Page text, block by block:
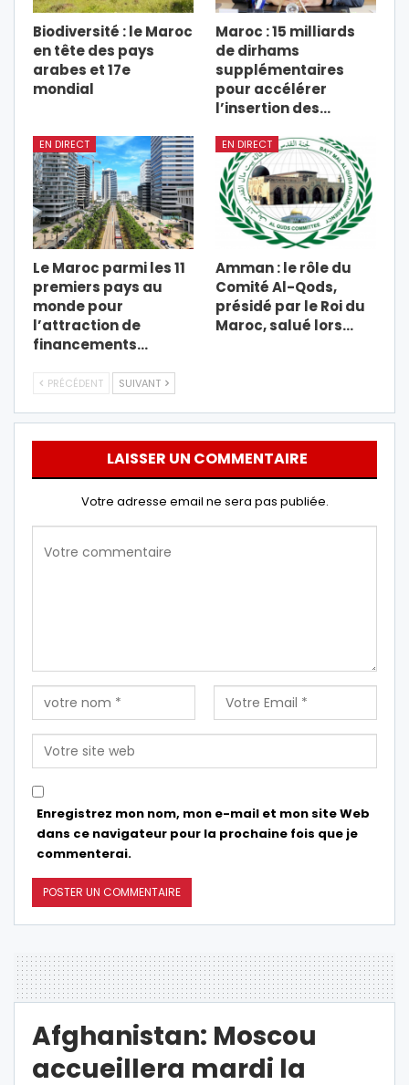
Biodiversité : le Maroc
en tête des pays
arabes et 17e
mondial
Maroc : 15 milliards
de dirhams
supplémentaires
pour accélérer
l’insertion des…
EN DIRECT
Le Maroc parmi les 11
premiers pays au
monde pour
l’attraction de
financements…
EN DIRECT
Amman : le rôle du
Comité Al-Qods,
présidé par le Roi du
Maroc, salué lors…
PRÉCÉDENT SUIVANT
LAISSER UN COMMENTAIRE
Votre adresse email ne sera pas publiée.
Enregistrez mon nom, mon e-mail et mon site Web
dans ce navigateur pour la prochaine fois que je
commenterai.
Afghanistan: Moscou
accueillera mardi la